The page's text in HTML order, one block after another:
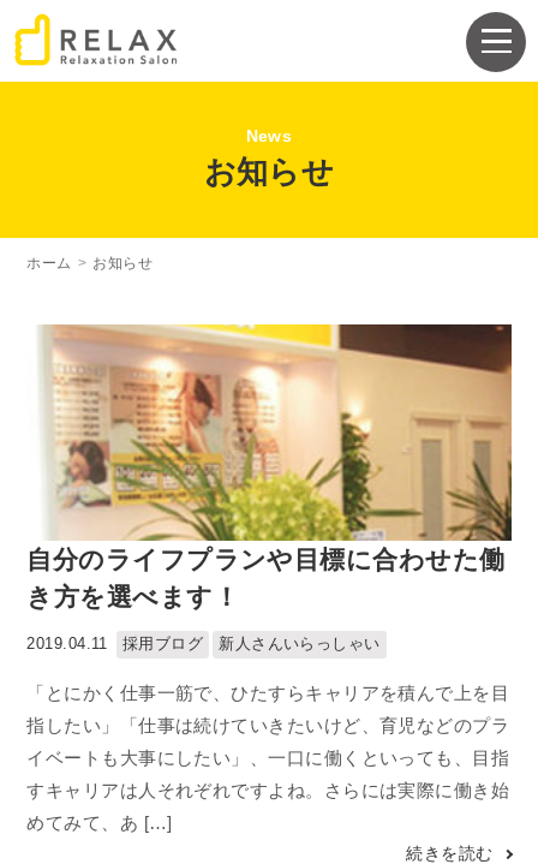
News
お知らせ
ホーム > お知らせ
自分のライフプランや目標に合わせた働
き方を選べます！
2019.04.11 採用ブログ 新人さんいらっしゃい
「とにかく仕事一筋で、ひたすらキャリアを積んで上を目
指したい」「仕事は続けていきたいけど、育児などのプラ
イベートも大事にしたい」、一口に働くといっても、目指
すキャリアは人それぞれですよね。さらには実際に働き始
めてみて、あ […]
続きを読む